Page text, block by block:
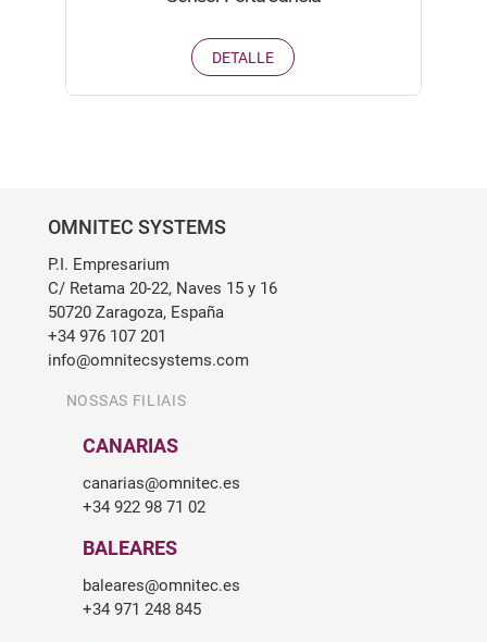
DETALLE
OMNITEC SYSTEMS
P.I. Empresarium
C/ Retama 20-22, Naves 15 y 16
50720 Zaragoza, España
+34 976 107 201
info@omnitecsystems.com
NOSSAS FILIAIS
CANARIAS
canarias@omnitec.es
+34 922 98 71 02
BALEARES
baleares@omnitec.es
+34 971 248 845